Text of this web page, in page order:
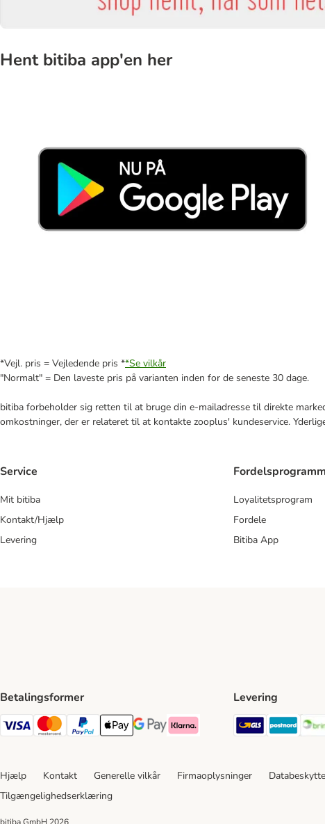
Hent bitiba app'en her
*Vejl. pris = Vejledende pris **Se vilkår
"Normalt" = Den laveste pris på varianten inden for de seneste 30 dage.
bitiba forbeholder sig retten til at bruge din e-mailadresse til direkte
omkostninger, der er relateret til at kontakte zooplus' kundeservice.
Service
Mit bitiba
Kontakt/Hjælp
Levering
Loyalitetsprogram
Fordele
Bitiba App
Betalingsformer
VISA Payment Method
Mastercard Payment Method
Paypal Payment Method
Apple Pay Payment Method
Google Pay Payment Method
Klarna Payment Method
Levering
GLS
Hjælp Kontakt Generelle vilkår Firmaoplysninger
Tilgængelighedserklæring